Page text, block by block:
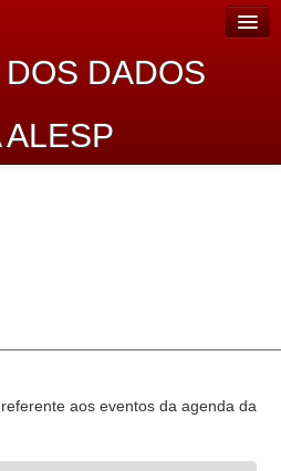
DOS DADOS
ALESP
Abertos
aos eventos da agenda da